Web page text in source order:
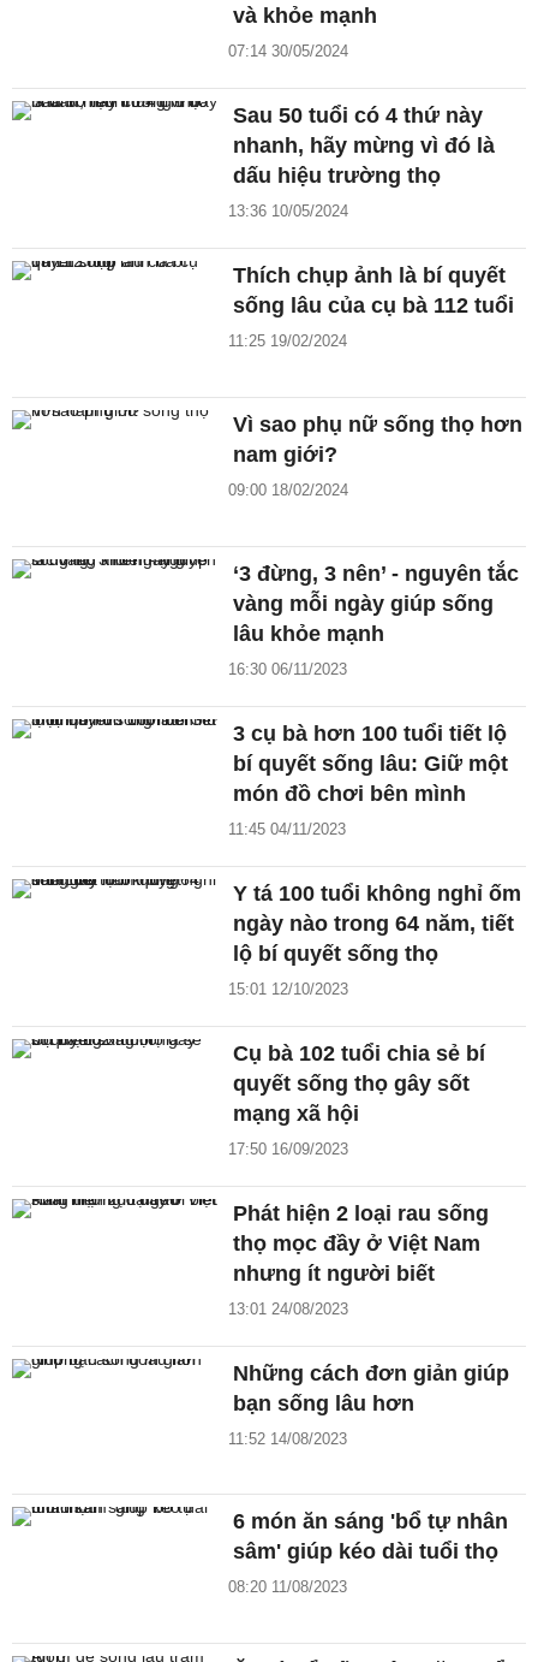
và khỏe mạnh
07:14 30/05/2024
Sau 50 tuổi có 4 thứ này
nhanh, hãy mừng vì đó là
dấu hiệu trường thọ
13:36 10/05/2024
Thích chụp ảnh là bí quyết
sống lâu của cụ bà 112 tuổi
11:25 19/02/2024
Vì sao phụ nữ sống thọ hơn
nam giới?
09:00 18/02/2024
‘3 đừng, 3 nên’ - nguyên tắc
vàng mỗi ngày giúp sống
lâu khỏe mạnh
16:30 06/11/2023
3 cụ bà hơn 100 tuổi tiết lộ
bí quyết sống lâu: Giữ một
món đồ chơi bên mình
11:45 04/11/2023
Y tá 100 tuổi không nghỉ ốm
ngày nào trong 64 năm, tiết
lộ bí quyết sống thọ
15:01 12/10/2023
Cụ bà 102 tuổi chia sẻ bí
quyết sống thọ gây sốt
mạng xã hội
17:50 16/09/2023
Phát hiện 2 loại rau sống
thọ mọc đầy ở Việt Nam
nhưng ít người biết
13:01 24/08/2023
Những cách đơn giản giúp
bạn sống lâu hơn
11:52 14/08/2023
6 món ăn sáng 'bổ tự nhân
sâm' giúp kéo dài tuổi thọ
08:20 11/08/2023